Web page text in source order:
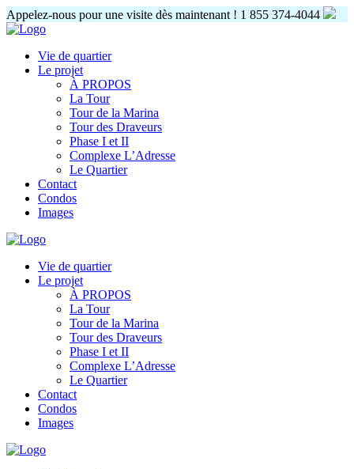
Appelez-nous pour une visite dès maintenant ! 1 855 374-4044
Vie de quartier
Le projet
À PROPOS
La Tour
Tour de la Marina
Tour des Draveurs
Phase I et II
Complexe L’Adresse
Le Quartier
Contact
Condos
Images
Vie de quartier
Le projet
À PROPOS
La Tour
Tour de la Marina
Tour des Draveurs
Phase I et II
Complexe L’Adresse
Le Quartier
Contact
Condos
Images